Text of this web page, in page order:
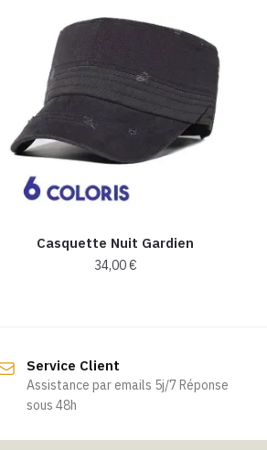
Casquette Nuit Gardien
34,00€
plusieurs
variations.
options
Service Client
Assistance par emails 5j/7 Réponse
sous 48h